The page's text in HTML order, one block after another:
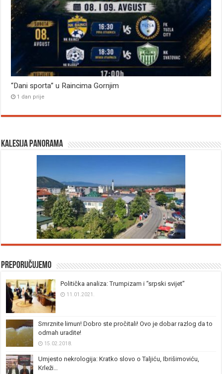
“Dani sporta” u Raincima Gornjim
1 dan prije
Kalesija panorama
Preporučujemo
Politička analiza: Trumpizam i “srpski svijet”
11.01.2021.
Smrznite limun! Dobro ste pročitali! Ovo je dobar razlog da to
odmah uradite!
15.02.2018.
Umjesto nekrologija: Kratko slovo o Taljiću, Ibrišimoviću,
Krleži…